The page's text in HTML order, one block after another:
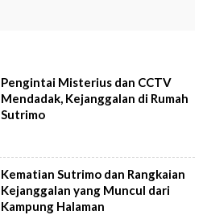
Pengintai Misterius dan CCTV
Mendadak, Kejanggalan di Rumah
Sutrimo
Kematian Sutrimo dan Rangkaian
Kejanggalan yang Muncul dari
Kampung Halaman